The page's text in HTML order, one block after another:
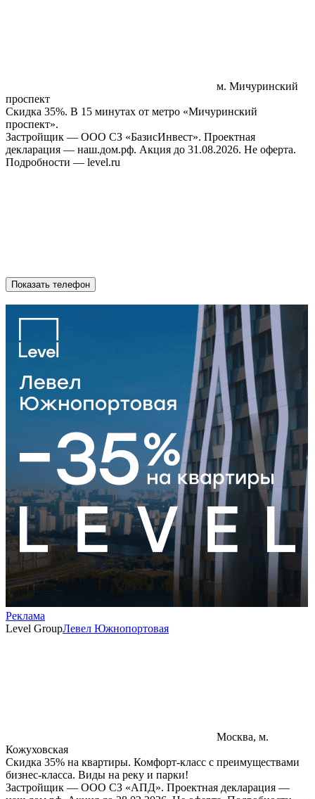
м. Мичуринский
проспект
Скидка 35%. В 15 минутах от метро «Мичуринский
проспект».
Застройщик — ООО СЗ «БазисИнвест». Проектная
декларация — наш.дом.рф. Акция до 31.08.2026. Не оферта.
Подробности — level.ru
Показать телефон
Реклама
Level GroupЛевел Южнопортовая
Москва, м.
Кожуховская
Скидка 35% на квартиры. Комфорт-класс с преимуществами
бизнес-класса. Виды на реку и парки!
Застройщик — ООО СЗ «АПД». Проектная декларация —